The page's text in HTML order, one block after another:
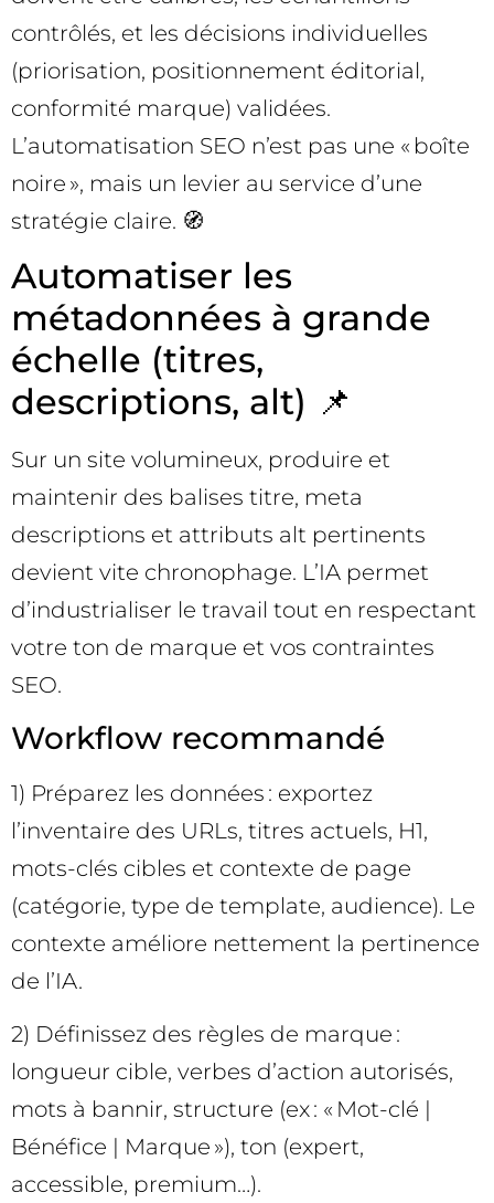
contrôlés, et les décisions individuelles
(priorisation, positionnement éditorial,
conformité marque) validées.
L’automatisation SEO n’est pas une « boîte
noire », mais un levier au service d’une
stratégie claire. 🧭
Automatiser les
métadonnées à grande
échelle (titres,
descriptions, alt) 📌
Sur un site volumineux, produire et
maintenir des balises titre, meta
descriptions et attributs alt pertinents
devient vite chronophage. L’IA permet
d’industrialiser le travail tout en respectant
votre ton de marque et vos contraintes
SEO.
Workflow recommandé
1) Préparez les données : exportez
l’inventaire des URLs, titres actuels, H1,
mots-clés cibles et contexte de page
(catégorie, type de template, audience). Le
contexte améliore nettement la pertinence
de l’IA.
2) Définissez des règles de marque :
longueur cible, verbes d’action autorisés,
mots à bannir, structure (ex : « Mot-clé |
Bénéfice | Marque »), ton (expert,
accessible, premium…).